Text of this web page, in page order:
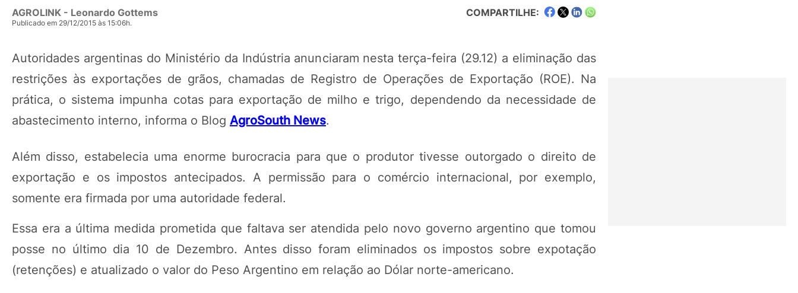
AGROLINK - Leonardo Gottems
Publicado em 29/12/2015 às 15:06h.
COMPARTILHE:
Autoridades argentinas do Ministério da Indústria anunciaram nesta terça-feira (29.12) a eliminação das
restrições às exportações de grãos, chamadas de Registro de Operações de Exportação (ROE). Na
prática, o sistema impunha cotas para exportação de milho e trigo, dependendo da necessidade de
abastecimento interno, informa o Blog AgroSouth News.
Além disso, estabelecia uma enorme burocracia para que o produtor tivesse outorgado o direito de
exportação e os impostos antecipados. A permissão para o comércio internacional, por exemplo,
somente era firmada por uma autoridade federal.
Essa era a última medida prometida que faltava ser atendida pelo novo governo argentino que tomou
posse no último dia 10 de Dezembro. Antes disso foram eliminados os impostos sobre expotação
(retenções) e atualizado o valor do Peso Argentino em relação ao Dólar norte-americano.